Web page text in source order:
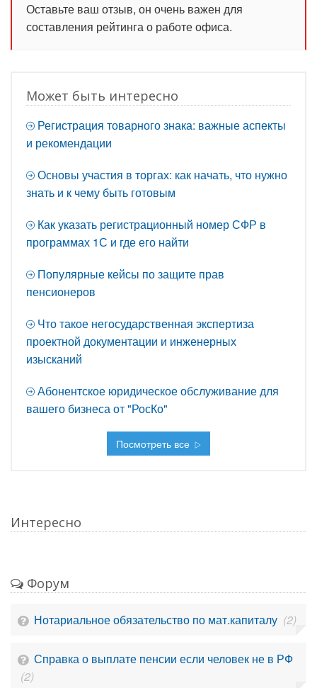
Оставьте ваш отзыв, он очень важен для
составления рейтинга о работе офиса.
Может быть интересно
Регистрация товарного знака: важные аспекты
и рекомендации
Основы участия в торгах: как начать, что нужно
знать и к чему быть готовым
Как указать регистрационный номер СФР в
программах 1С и где его найти
Популярные кейсы по защите прав
пенсионеров
Что такое негосударственная экспертиза
проектной документации и инженерных
изысканий
Абонентское юридическое обслуживание для
вашего бизнеса от "РосКо"
Посмотреть все
Интересно
Форум
Нотариальное обязательство по мат.капиталу (2)
Справка о выплате пенсии если человек не в РФ
(2)